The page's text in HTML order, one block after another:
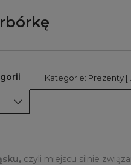
czyli miejscu silnie